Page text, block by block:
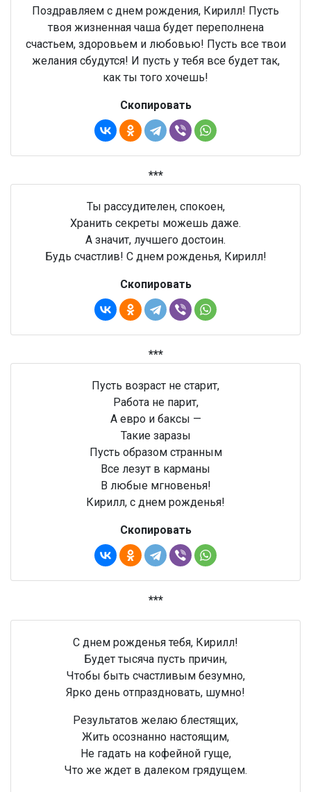
Поздравляем с днем рождения, Кирилл! Пусть
твоя жизненная чаша будет переполнена
счастьем, здоровьем и любовью! Пусть все твои
желания сбудутся! И пусть у тебя все будет так,
как ты того хочешь!
Скопировать
***
Ты рассудителен, спокоен,
Хранить секреты можешь даже.
А значит, лучшего достоин.
Будь счастлив! С днем рожденья, Кирилл!
Скопировать
***
Пусть возраст не старит,
Работа не парит,
А евро и баксы —
Такие заразы
Пусть образом странным
Все лезут в карманы
В любые мгновенья!
Кирилл, с днем рожденья!
Скопировать
***
С днем рожденья тебя, Кирилл!
Будет тысяча пусть причин,
Чтобы быть счастливым безумно,
Ярко день отпраздновать, шумно!
Результатов желаю блестящих,
Жить осознанно настоящим,
Не гадать на кофейной гуще,
Что же ждет в далеком грядущем.